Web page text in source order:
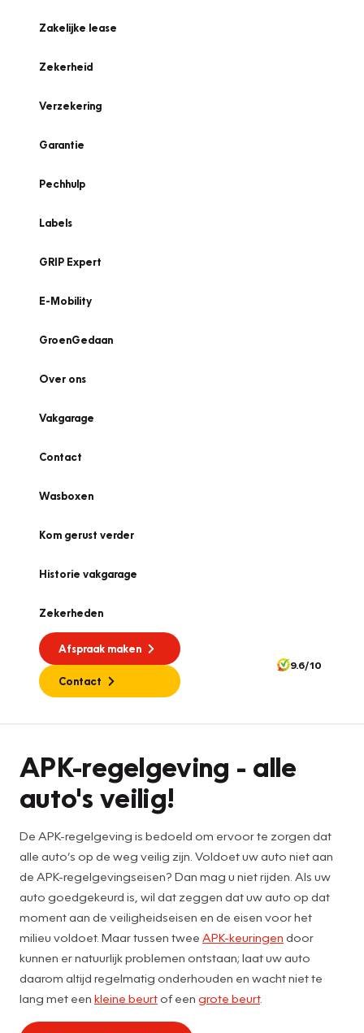
Zakelijke lease
Zekerheid
Verzekering
Garantie
Pechhulp
Labels
GRIP Expert
E-Mobility
GroenGedaan
Over ons
Vakgarage
Contact
Wasboxen
Kom gerust verder
Historie vakgarage
Zekerheden
Afspraak maken
Contact
9.6/10
APK-regelgeving - alle
auto's veilig!
De APK-regelgeving is bedoeld om ervoor te zorgen dat
alle auto’s op de weg veilig zijn. Voldoet uw auto niet aan
de APK-regelgevingseisen? Dan mag u niet rijden. Als uw
auto goedgekeurd is, wil dat zeggen dat uw auto op dat
moment aan de veiligheidseisen en de eisen voor het
milieu voldoet. Maar tussen twee APK-keuringen door
kunnen er natuurlijk problemen ontstaan; laat uw auto
daarom altijd regelmatig onderhouden en wacht niet te
lang met een kleine beurtof een grote beurt.